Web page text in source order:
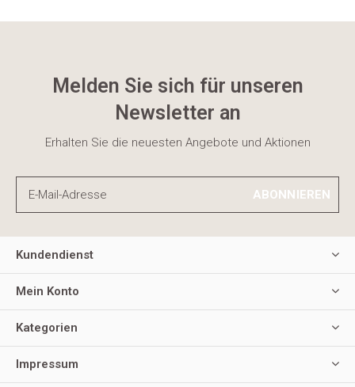
Melden Sie sich für unseren
Newsletter an
Erhalten Sie die neuesten Angebote und Aktionen
ABONNIEREN
Kundendienst
Mein Konto
Kategorien
Impressum